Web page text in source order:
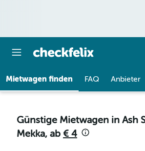
Mietwagen finden FAQ Anbieter
Günstige Mietwagen in Ash
Mekka, ab € 4